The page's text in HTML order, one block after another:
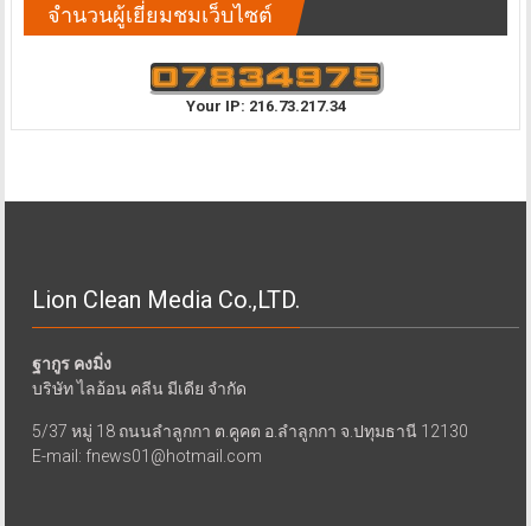
จำนวนผู้เยี่ยมชมเว็บไซต์
Your IP: 216.73.217.34
Lion Clean Media Co.,LTD.
ฐากูร คงมิ่ง
บริษัท ไลอ้อน คลีน มีเดีย จำกัด
5/37 หมู่ 18 ถนนลำลูกกา ต.คูคต อ.ลำลูกกา จ.ปทุมธานี 12130
E-mail: fnews01@hotmail.com